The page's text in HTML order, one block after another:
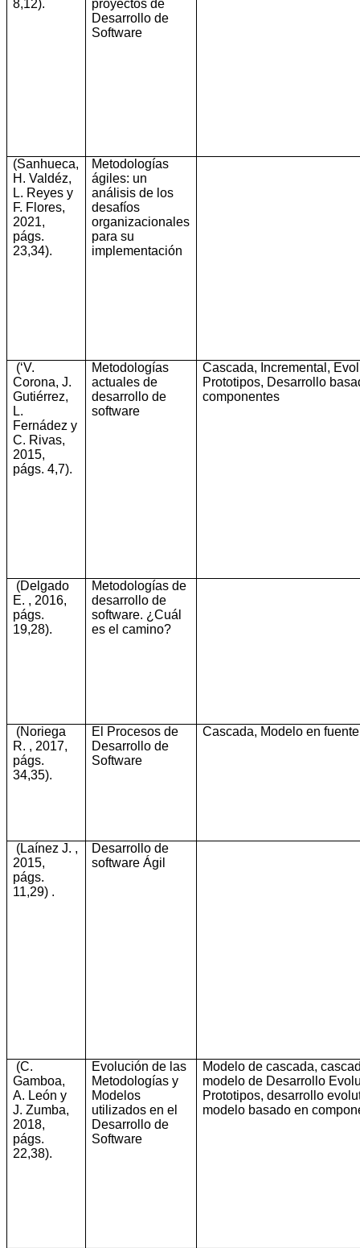
8,12).
proyectos de
Desarrollo de
Software
(Sanhueca,
H. Valdéz,
L. Reyes y
F. Flores,
2021,
págs.
23,34).
Metodologías
ágiles: un
análisis de los
desafíos
organizacionales
para su
implementación
(‘V.
Corona, J.
Gutiérrez,
L.
Fernádez y
C. Rivas,
2015,
págs. 4,7).
Metodologías
actuales de
desarrollo de
software
Cascada, Incremental,
Prototipos, Desarrollo
componentes
(Delgado
E. , 2016,
págs.
19,28).
Metodologías de
desarrollo de
software. ¿Cuál
esel camino?
(Noriega
R. , 2017,
págs.
34,35).
El Procesos de
Desarrollo de
Software
Cascada, Modelo en
(Laínez J. ,
2015,
págs.
11,29) .
Desarrollo de
softwareÁgil
(C.
Gamboa,
A. León y
J. Zumba,
2018,
págs.
22,38).
Evolución de las
Metodologías y
Modelos
utilizados en el
Desarrollo de
Software
Modelo de cascada,
modelo de Desarrollo
Prototipos, desarrollo
modelo basado en